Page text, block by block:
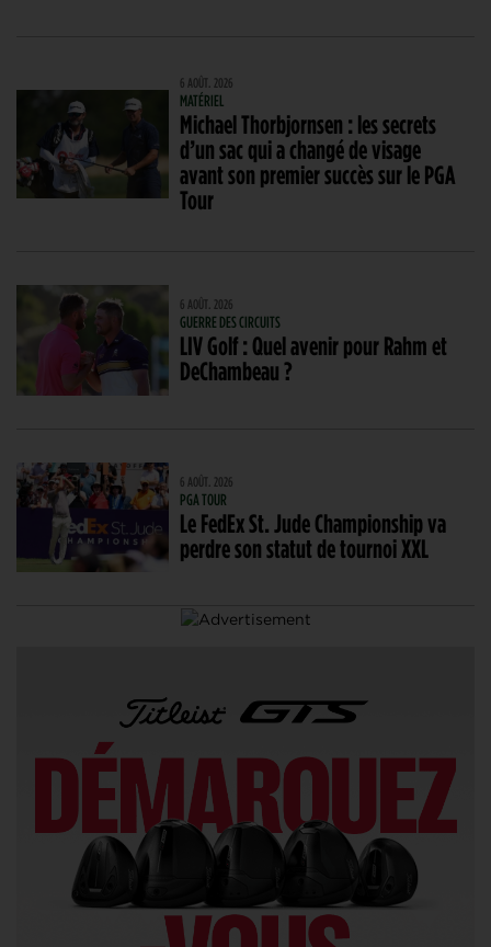
6 AOÛT. 2026
MATÉRIEL
Michael Thorbjornsen : les secrets
d’un sac qui a changé de visage
avant son premier succès sur le PGA
Tour
6 AOÛT. 2026
GUERRE DES CIRCUITS
LIV Golf : Quel avenir pour Rahm et
DeChambeau ?
6 AOÛT. 2026
PGA TOUR
Le FedEx St. Jude Championship va
perdre son statut de tournoi XXL